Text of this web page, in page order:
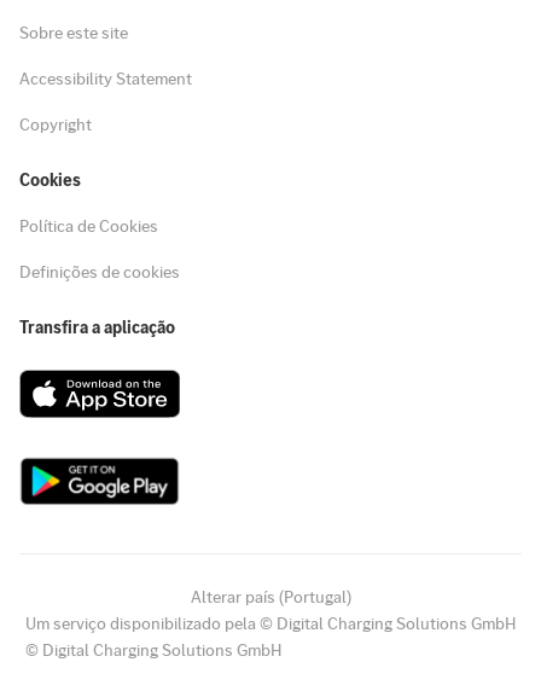
Sobre este site
Accessibility Statement
Copyright
Cookies
Política de Cookies
Definições de cookies
Transfira a aplicação
Alterar país (Portugal)
Um serviço disponibilizado pela © Digital Charging Solutions GmbH
© Digital Charging Solutions GmbH